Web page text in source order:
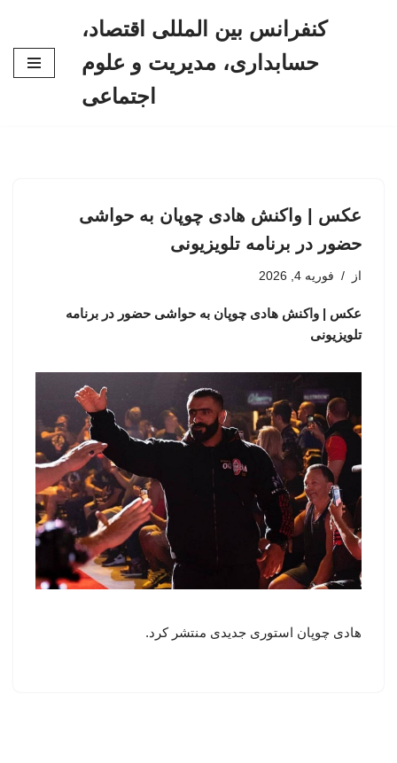
کنفرانس بین المللی اقتصاد،
حسابداری، مدیریت و علوم
اجتماعی
عکس | واکنش هادی چوپان به حواشی
حضور در برنامه تلویزیونی
از فوریه 4, 2026
عکس | واکنش هادی چوپان به حواشی حضور در برنامه
تلویزیونی
هادی چوپان استوری جدیدی منتشر کرد.